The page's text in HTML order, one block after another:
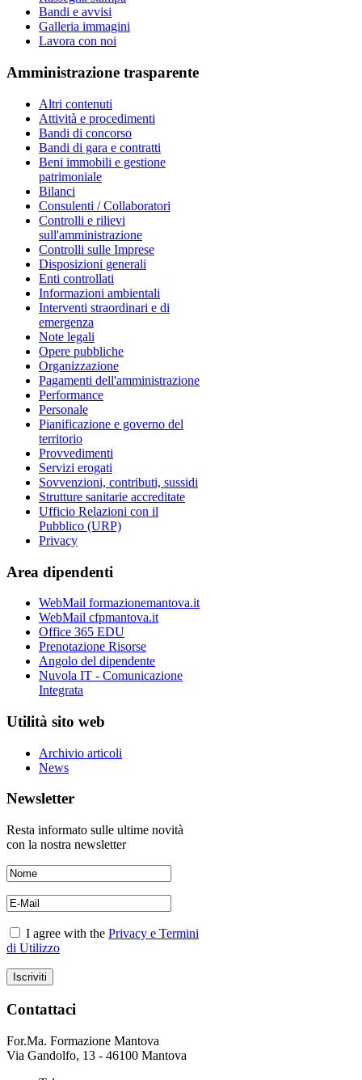
Bandi e avvisi
Galleria immagini
Lavora con noi
Amministrazione trasparente
Altri contenuti
Attività e procedimenti
Bandi di concorso
Bandi di gara e contratti
Beni immobili e gestione
patrimoniale
Bilanci
Consulenti / Collaboratori
Controlli e rilievi
sull'amministrazione
Controlli sulle Imprese
Disposizioni generali
Enti controllati
Informazioni ambientali
Interventi straordinari e di
emergenza
Note legali
Opere pubbliche
Organizzazione
Pagamenti dell'amministrazione
Performance
Personale
Pianificazione e governo del
territorio
Provvedimenti
Servizi erogati
Sovvenzioni, contributi, sussidi
Strutture sanitarie accreditate
Ufficio Relazioni con il
Pubblico (URP)
Privacy
Area dipendenti
WebMail formazionemantova.it
WebMail cfpmantova.it
Office 365 EDU
Prenotazione Risorse
Angolo del dipendente
Nuvola IT - Comunicazione
Integrata
Utilità sito web
Archivio articoli
News
Newsletter
Resta informato sulle ultime novità
con la nostra newsletter
I agree with the Privacy e Termini
di Utilizzo
Contattaci
For.Ma. Formazione Mantova
Via Gandolfo, 13 - 46100 Mantova